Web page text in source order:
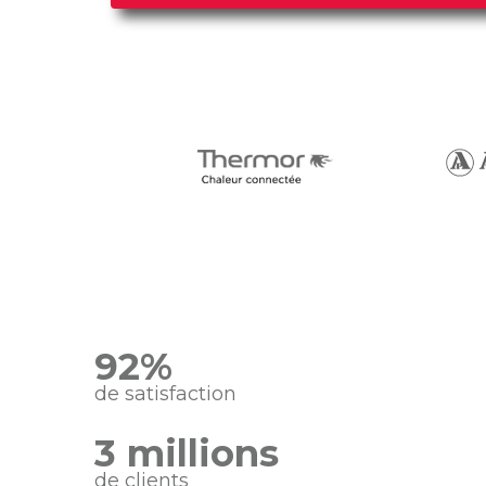
92%
de satisfaction
3 millions
de clients